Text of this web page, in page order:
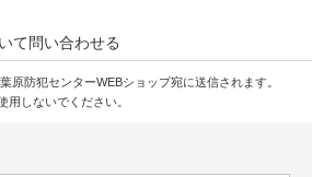
て問い合わせる
原防犯センターWEBショップ宛に送信されます。
しないでください。